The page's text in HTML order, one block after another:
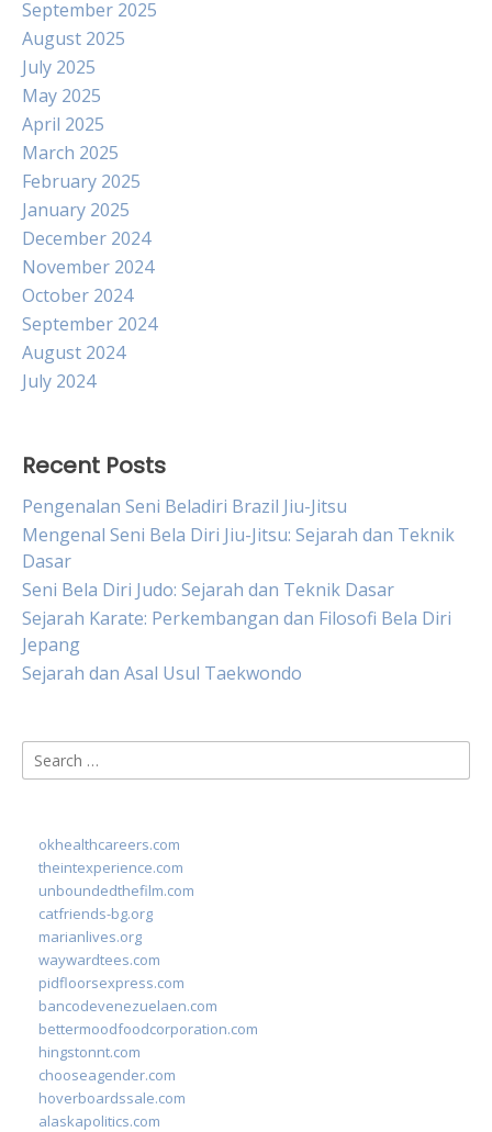
September 2025
August 2025
July 2025
May 2025
April 2025
March 2025
February 2025
January 2025
December 2024
November 2024
October 2024
September 2024
August 2024
July 2024
Recent Posts
Pengenalan Seni Beladiri Brazil Jiu-Jitsu
Mengenal Seni Bela Diri Jiu-Jitsu: Sejarah dan Teknik
Dasar
Seni Bela Diri Judo: Sejarah dan Teknik Dasar
Sejarah Karate: Perkembangan dan Filosofi Bela Diri
Jepang
Sejarah dan Asal Usul Taekwondo
Search
for:
okhealthcareers.com
theintexperience.com
unboundedthefilm.com
catfriends-bg.org
marianlives.org
waywardtees.com
pidfloorsexpress.com
bancodevenezuelaen.com
bettermoodfoodcorporation.com
hingstonnt.com
chooseagender.com
hoverboardssale.com
alaskapolitics.com